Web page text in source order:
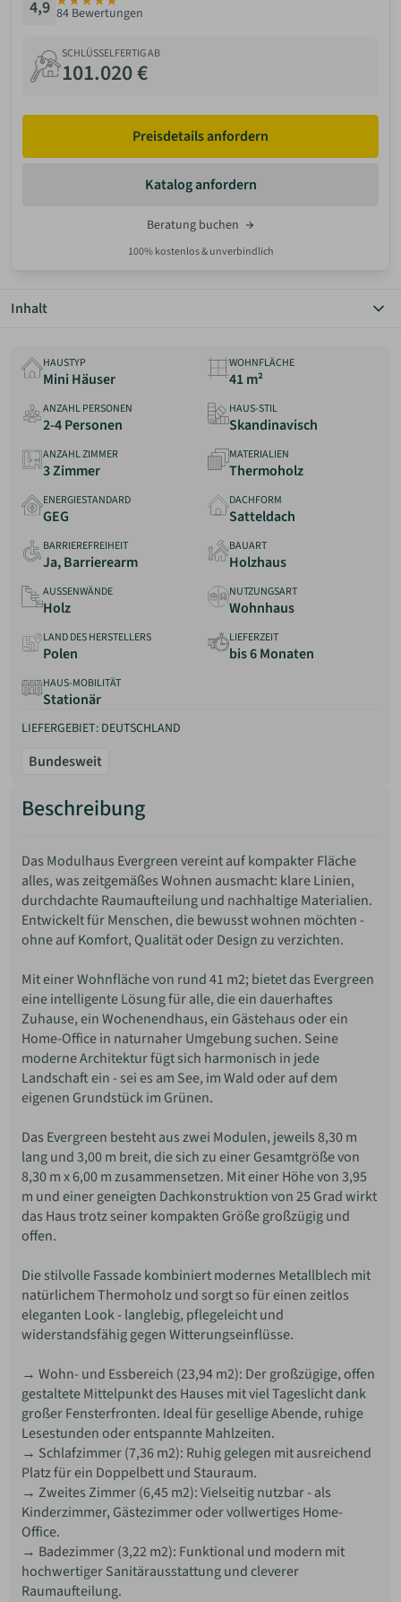
4,9 84 Bewertungen
SCHLÜSSELFERTIG AB
101.020 €
Preisdetails anfordern
Katalog anfordern
Beratung buchen
100% kostenlos & unverbindlich
Inhalt
Grundriss
Details
Anbieter
Erfahrungen
HAUSTYP
Mini Häuser
WOHNFLÄCHE
41 m²
ANZAHL PERSONEN
2-4 Personen
HAUS-STIL
Skandinavisch
ANZAHL ZIMMER
3 Zimmer
MATERIALIEN
Thermoholz
ENERGIESTANDARD
GEG
DACHFORM
Satteldach
BARRIEREFREIHEIT
Ja, Barrierearm
BAUART
Holzhaus
AUSSENWÄNDE
Holz
NUTZUNGSART
Wohnhaus
LAND DES HERSTELLERS
Polen
LIEFERZEIT
bis 6 Monaten
HAUS-MOBILITÄT
Stationär
LIEFERGEBIET: DEUTSCHLAND
Bundesweit
Beschreibung
Das Modulhaus Evergreen vereint auf kompakter Fläche
alles, was zeitgemäßes Wohnen ausmacht: klare Linien,
durchdachte Raumaufteilung und nachhaltige Materialien.
Entwickelt für Menschen, die bewusst wohnen möchten -
ohne auf Komfort, Qualität oder Design zu verzichten.
Mit einer Wohnfläche von rund 41 m2; bietet das Evergreen
eine intelligente Lösung für alle, die ein dauerhaftes
Zuhause, ein Wochenendhaus, ein Gästehaus oder ein
Home-Office in naturnaher Umgebung suchen. Seine
moderne Architektur fügt sich harmonisch in jede
Landschaft ein - sei es am See, im Wald oder auf dem
eigenen Grundstück im Grünen.
Das Evergreen besteht aus zwei Modulen, jeweils 8,30 m
lang und 3,00 m breit, die sich zu einer Gesamtgröße von
8,30 m x 6,00 m zusammensetzen. Mit einer Höhe von 3,95
m und einer geneigten Dachkonstruktion von 25 Grad wirkt
das Haus trotz seiner kompakten Größe großzügig und
offen.
Die stilvolle Fassade kombiniert modernes Metallblech mit
natürlichem Thermoholz und sorgt so für einen zeitlos
eleganten Look - langlebig, pflegeleicht und
widerstandsfähig gegen Witterungseinflüsse.
→ Wohn- und Essbereich (23,94 m2): Der großzügige, offen
gestaltete Mittelpunkt des Hauses mit viel Tageslicht dank
großer Fensterfronten. Ideal für gesellige Abende, ruhige
Lesestunden oder entspannte Mahlzeiten.
→ Schlafzimmer (7,36 m2): Ruhig gelegen mit ausreichend
Platz für ein Doppelbett und Stauraum.
→ Zweites Zimmer (6,45 m2): Vielseitig nutzbar - als
Kinderzimmer, Gästezimmer oder vollwertiges Home-
Office.
→ Badezimmer (3,22 m2): Funktional und modern mit
hochwertiger Sanitärausstattung und cleverer
Raumaufteilung.